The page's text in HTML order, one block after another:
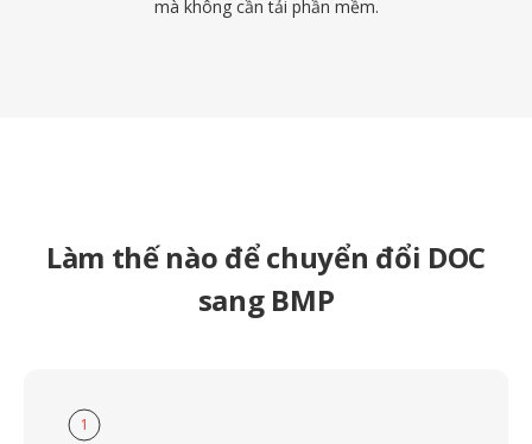
mà không cần tải phần mềm.
Làm thế nào để chuyển đổi DOC
sang BMP
1